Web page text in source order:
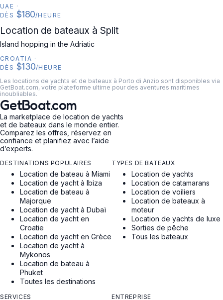
UAE ·
DÈS $180/HEURE
CROATIA
Location de bateaux à Split
Island hopping in the Adriatic
CROATIA ·
DÈS $130/HEURE
Les locations de yachts et de bateaux à Porto di Anzio sont disponibles via
GetBoat.com, votre plateforme ultime pour des aventures maritimes
inoubliables.
GetBoat.com
La marketplace de location de yachts
et de bateaux dans le monde entier.
Comparez les offres, réservez en
confiance et planifiez avec l’aide
d’experts.
DESTINATIONS POPULAIRES
Location de bateau à Miami
Location de yacht à Ibiza
Location de bateau à
Majorque
Location de yacht à Dubaï
Location de yacht en
Croatie
Location de yacht en Grèce
Location de yacht à
Mykonos
Location de bateau à
Phuket
Toutes les destinations
TYPES DE BATEAUX
Location de yachts
Location de catamarans
Location de voiliers
Location de bateaux à
moteur
Location de yachts de luxe
Sorties de pêche
Tous les bateaux
SERVICES ENTREPRISE